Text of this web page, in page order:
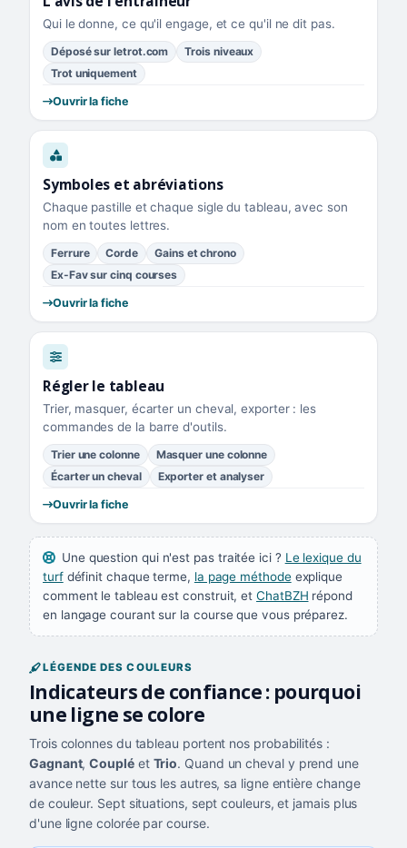
Qui le donne, ce qu'il engage, et ce qu'il ne dit pas.
Déposé sur letrot.com
Trois niveaux
Trot uniquement
Ouvrir la fiche
Symboles et abréviations
Chaque pastille et chaque sigle du tableau, avec son
nom en toutes lettres.
Ferrure Corde
Gains et chrono
Ex-Fav sur cinq courses
Ouvrir la fiche
Régler le tableau
Trier, masquer, écarter un cheval, exporter : les
commandes de la barre d'outils.
Trier une colonne
Masquer une colonne
Écarter un cheval
Exporter et analyser
Ouvrir la fiche
Une question qui n'est pas traitée ici ? Le lexique du
turfdéfinit chaque terme, la page méthodeexplique
comment le tableau est construit, etChatBZH répond
en langage courant sur la course que vous préparez.
LÉGENDE DES COULEURS
Indicateurs de confiance : pourquoi
une ligne se colore
Trois colonnes du tableau portent nos probabilités :
Gagnant,Coupléet Trio. Quand un cheval y prend une
avance nette sur tous les autres, sa ligne entière change
de couleur. Sept situations, sept couleurs, et jamais plus
d'une ligne colorée par course.